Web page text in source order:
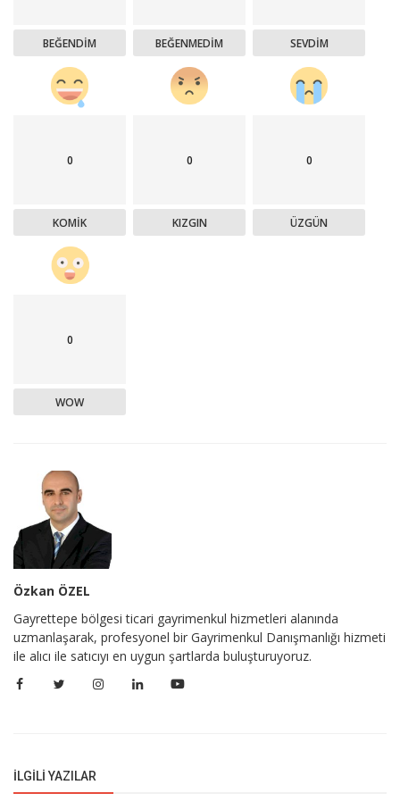
BEĞENDIM BEĞENMEDIM SEVDIM
0
KOMIK
0
KIZGIN
0
ÜZGÜN
0
WOW
Özkan ÖZEL
Gayrettepe bölgesi ticari gayrimenkul hizmetleri alanında
uzmanlaşarak, profesyonel bir Gayrimenkul Danışmanlığı hizmeti
ile alıcı ile satıcıyı en uygun şartlarda buluşturuyoruz.
İLGILI YAZILAR